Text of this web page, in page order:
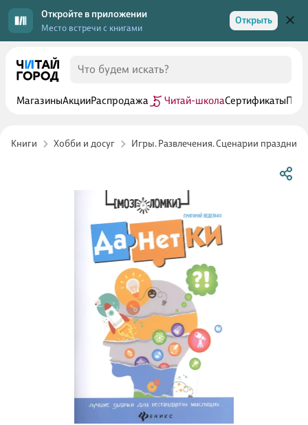
Откройте в приложении
Место встречи с книгами
Открыть
МагазиныАкцииРаспродажа Читай-школаСертификаты
Книги Хобби и досуг Игры. Развлечения. Сценарии